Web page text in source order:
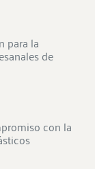
para la
de
con la